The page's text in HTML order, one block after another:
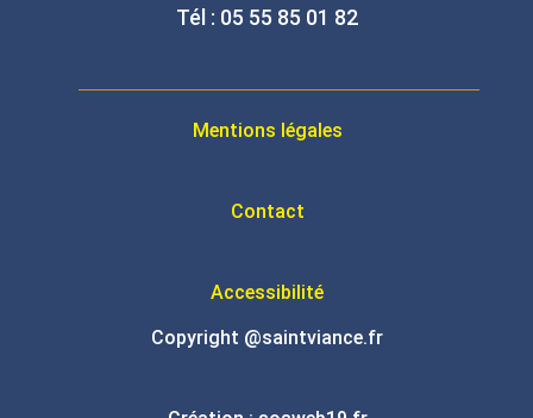
Tél : 05 55 85 01 82
Mentions légales
Contact
Accessibilité
Copyright @saintviance.fr